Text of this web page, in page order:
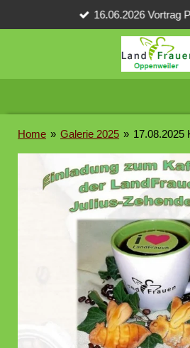
Hauptinhalt
16.06.2026 Vortrag
Home » Galerie 2025 » 17.08.2025